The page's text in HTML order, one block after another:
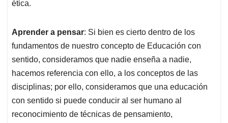
ética.
Aprender a pensar: Si bien es cierto dentro de los
fundamentos de nuestro concepto de Educación con
sentido, consideramos que nadie enseña a nadie,
hacemos referencia con ello, a los conceptos de las
disciplinas; por ello, consideramos que una educación
con sentido si puede conducir al ser humano al
reconocimiento de técnicas de pensamiento,